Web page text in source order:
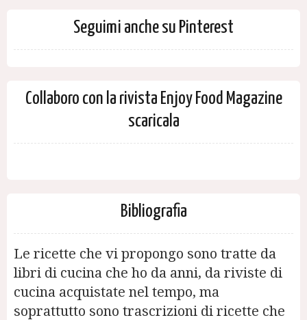
Seguimi anche su Pinterest
Collaboro con la rivista Enjoy Food Magazine
scaricala
Bibliografia
Le ricette che vi propongo sono tratte da
libri di cucina che ho da anni, da riviste di
cucina acquistate nel tempo, ma
soprattutto sono trascrizioni di ricette che